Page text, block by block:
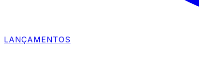
LANÇAMENTOS